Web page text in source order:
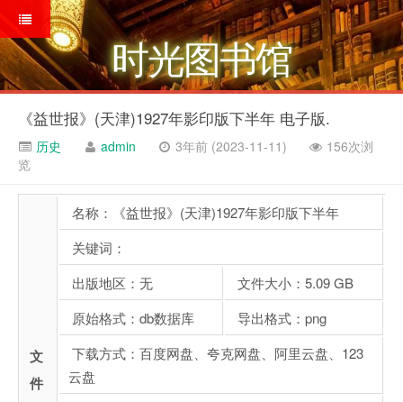
时光图书馆
《益世报》(天津)1927年影印版下半年 电子版.
历史 admin 3年前 (2023-11-11)
156次浏
览
文
件
名称：《益世报》(天津)1927年影印版下半年
关键词：
出版地区：无
文件大小：5.09 GB
原始格式：db数据库
导出格式：png
下载方式：百度网盘、夸克网盘、阿里云盘、123
云盘